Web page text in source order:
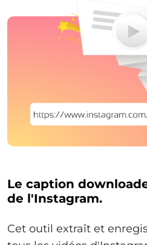
Le caption
de l'Instagram.
Cet outil extraît et